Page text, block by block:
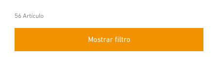
56 Artículo
Mostrar filtro